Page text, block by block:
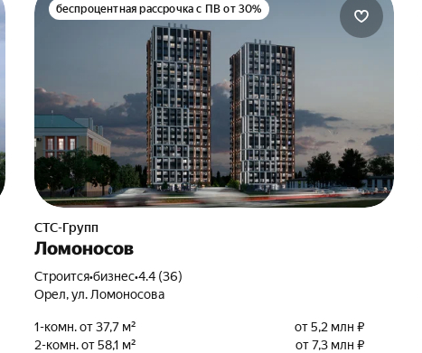
беспроцентная рассрочка с ПВ от 30%
СТС-Групп
Ломоносов
Строится•бизнес•4.4 (36)
Орел, ул. Ломоносова
1-комн. от 37,7 м²
от 5,2 млн ₽
2-комн. от 58,1 м²
от 7,3 млн ₽